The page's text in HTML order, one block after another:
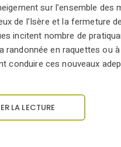
sur l’ensemble des
de l’Isère et la fermeture
incitent nombre de
randonnée en raquettes ou
conduire ces nouveaux
LA LECTURE